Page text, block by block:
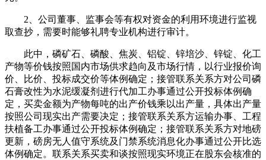
2、公司董事、监事会等有权对资金的利用环境进行监视
取查抄，需要时能够礼聘专业机构进行审计。
此中，磷矿石、磷酸、焦炭、铝锭、锌培沙、锌锭、化工
产物等价钱按照国内市场供求趋向及市场行情，以行业报价询
价、比价、投标成交价等体例确定；接管联系关系方对公司磷
石膏改性为水泥缓凝剂进行代加工办事通过公开投标体例确
定，买卖金额为产物每吨的出产价钱乘以出产量，具体出产量
按照公司现实出产需要决定；接管联系关系方运输办事、工程
扶植备工办事通过公开投标体例确定；接管联系关系方对地磅
更新，磅房无人值守系统及门禁系统消息化办事通过公开比选
体例确定。联系关系买卖和谈按照现实环境正在股东会核准的